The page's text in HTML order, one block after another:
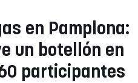
en Pamplona:
un botellón en
participantes